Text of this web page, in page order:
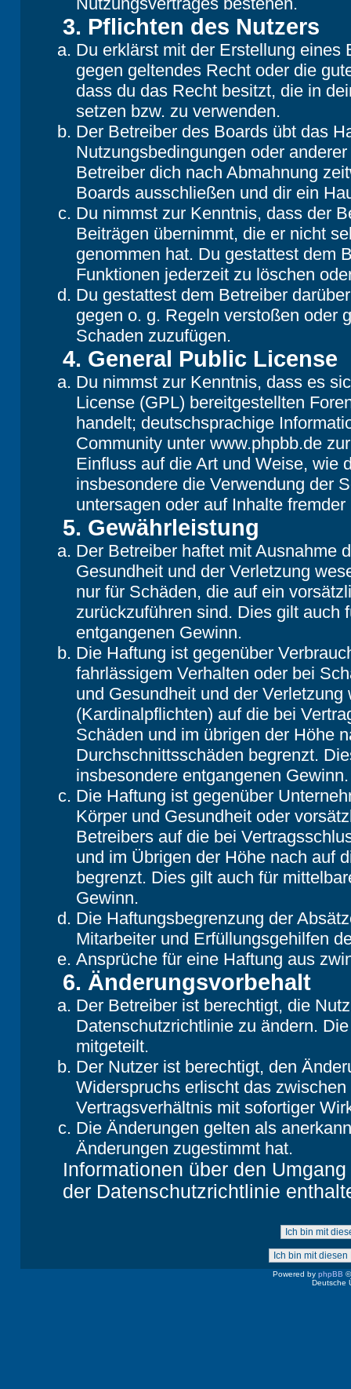
3. Pflichten des Nutzers
Du erklärst mit der Erstellung eines
gegen geltendes Recht oder die
dass du das Recht besitzt, die in
setzen bzw. zu verwenden.
Der Betreiber des Boards übt das
Nutzungsbedingungen oder
Betreiber dich nach Abmahnung
Boards ausschließen und dir ein
Du nimmst zur Kenntnis, dass der
Beiträgen übernimmt, die er nicht
genommen hat. Du gestattest dem
Funktionen jederzeit zu löschen
Du gestattest dem Betreiber
gegen o. g. Regeln verstoßen oder
Schaden zuzufügen.
4. General Public License
Du nimmst zur Kenntnis, dass es
License (GPL) bereitgestellten
handelt; deutschsprachige
Community unter www.phpbb.de
Einfluss auf die Art und Weise, wie
insbesondere die Verwendung der
untersagen oder auf Inhalte
5. Gewährleistung
Der Betreiber haftet mit Ausnahme
Gesundheit und der Verletzung
nur für Schäden, die auf ein
zurückzuführen sind. Dies gilt auch
entgangenen Gewinn.
Die Haftung ist gegenüber
fahrlässigem Verhalten oder bei
und Gesundheit und der
(Kardinalpflichten) auf die bei
Schäden und im übrigen der Höhe
Durchschnittsschäden begrenzt.
insbesondere entgangenen Gewinn.
Die Haftung ist gegenüber
Körper und Gesundheit oder
Betreibers auf die bei
und im Übrigen der Höhe nach auf
begrenzt. Dies gilt auch für
Gewinn.
Die Haftungsbegrenzung der
Mitarbeiter und Erfüllungsgehilfen
Ansprüche für eine Haftung aus
6. Änderungsvorbehalt
Der Betreiber ist berechtigt, die
Datenschutzrichtlinie zu ändern.
mitgeteilt.
Der Nutzer ist berechtigt, den
Widerspruchs erlischt das
Vertragsverhältnis mit sofortiger
Die Änderungen gelten als
Änderungen zugestimmt hat.
Informationen über den
der Datenschutzrichtlinie
Powered by phpBB
Deutsche